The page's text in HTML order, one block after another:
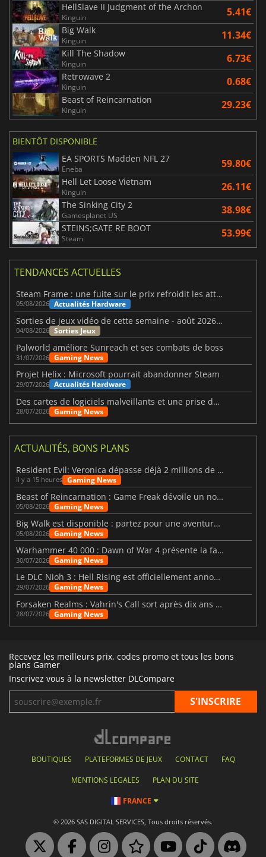
HellSlave II Judgment of the Archon
Kinguin 5.41€
Big Walk
Kinguin 11.34€
Kill The Shadow
Kinguin 6.73€
Retrowave 2
Kinguin 0.68€
Beast of Reincarnation
Kinguin 29.23€
BIENTÔT DISPONIBLE
EA SPORTS Madden NFL 27
Eneba 59.80€
Hell Let Loose Vietnam
Kinguin 26.11€
The Sinking City 2
Gamesplanet US 38.98€
STEINS;GATE RE BOOT
Steam 53.99€
TENDANCES ACTUELLES
Steam Frame : une fuite sur le prix refroidit les attentes VR
05/08/2026 Actualités Hardware
Sorties de jeux vidéo de cette semaine - août 2026 (semaine 32)
04/08/2026 Sorties Jeux
Palworld améliore Sunreach et ses combats de boss
31/07/2026 Gaming News
Projet Helix : Microsoft pourrait abandonner Steam
29/07/2026 Actualités Hardware
Des cartes de logiciels malveillants et une prise de contrôle de Discord ont touché Meccha Chameleon
28/07/2026 Gaming News
ACTUALITÉS, BONS PLANS
Resident Evil: Veronica dépasse déjà 2 millions de wishlists
il y a 15 heures Gaming News
Beast of Reincarnation : Game Freak dévoile un nouveau pari
05/08/2026 Gaming News
Big Walk est disponible : partez pour une aventure entre amis
05/08/2026 Gaming News
Warhammer 40 000 : Dawn of War 4 présente la faction des Nécrons
30/07/2026 Gaming News
Le DLC Nioh 3 : Hell Rising est officiellement annoncé
29/07/2026 Gaming News
Forsaken Realms : Vahrin's Call sort après dix ans de développement
28/07/2026 Gaming News
Recevez les meilleurs prix, codes promo et tous les bons
plans Gamer
Inscrivez vous à la newsletter DLCompare
BOUTIQUES PLATEFORMES DE JEUX CONTACT FAQ
MENTIONS LEGALES PLAN DU SITE
FRANCE
© 2026 SAS DIGITAL SERVICES, Tous droits réservés.